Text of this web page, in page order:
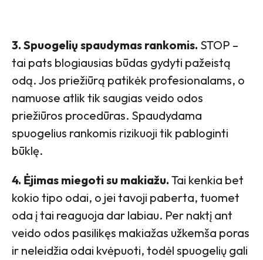
3. Spuogelių spaudymas rankomis. STOP –
tai pats blogiausias būdas gydyti pažeistą
odą. Jos priežiūrą patikėk profesionalams, o
namuose atlik tik saugias veido odos
priežiūros procedūras. Spaudydama
spuogelius rankomis rizikuoji tik pabloginti
būklę.
4. Ėjimas miegoti su makiažu. Tai kenkia bet
kokio tipo odai, o jei tavoji paberta, tuomet
oda į tai reaguoja dar labiau. Per naktį ant
veido odos pasilikęs makiažas užkemša poras
ir neleidžia odai kvėpuoti, todėl spuogelių gali